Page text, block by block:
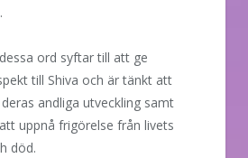
ord syftar till att ge
till Shiva och är tänkt att
andliga utveckling samt
uppnå frigörelse från livets
död.